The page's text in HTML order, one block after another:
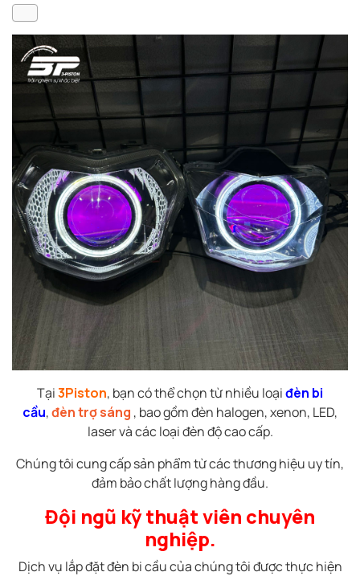
Tại3Piston, bạn có thể chọn từ nhiều loạiđèn bi
cầu,đèn trợ sáng , bao gồm đèn halogen, xenon, LED,
laser và các loại đèn độ cao cấp.
Chúng tôi cung cấp sản phẩm từ các thương hiệu uy tín,
đảm bảo chất lượng hàng đầu.
Đội ngũ kỹ thuật viên chuyên
nghiệp.
Dịch vụ lắp đặt đèn bi cầu của chúng tôi được thực hiện